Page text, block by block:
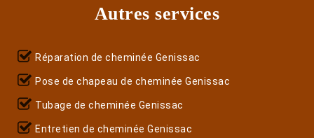
Autres services
Réparation de cheminée Genissac
Pose de chapeau de cheminée Genissac
Tubage de cheminée Genissac
Entretien de cheminée Genissac